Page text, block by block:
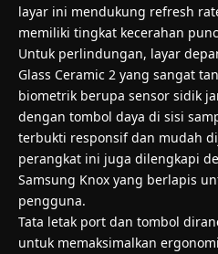
layar ini mendukung refresh
memiliki tingkat kecerahan
Untuk perlindungan, layar
Glass Ceramic 2 yang sangat
biometrik berupa sensor sidik
dengan tombol daya di sisi
terbukti responsif dan mudah
perangkat ini juga dilengkapi
Samsung Knox yang berlapis
pengguna.
Tata letak port dan tombol
untuk memaksimalkan